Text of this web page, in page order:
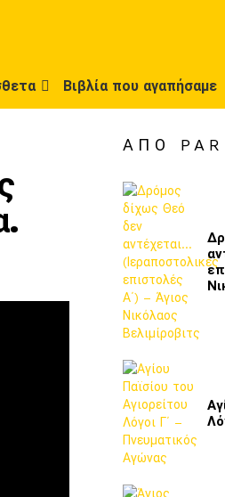
Βιβλία που αγαπήσαμε
ΑΠΌ